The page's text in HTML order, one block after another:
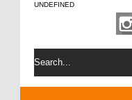
UNDEFINED